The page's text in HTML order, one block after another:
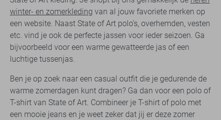
winter- en zomerkleding van al jouw favoriete merken op
een website. Naast State of Art polo’s, overhemden, vesten
etc. vind je ook de perfecte jassen voor ieder seizoen. Ga
bijvoorbeeld voor een warme gewatteerde jas of een
luchtige tussenjas.
Ben je op zoek naar een casual outfit die je gedurende de
warme zomerdagen kunt dragen? Ga dan voor een polo of
T-shirt van State of Art. Combineer je T-shirt of polo met
een mooie jeans en je weet zeker dat jij er deze zomer